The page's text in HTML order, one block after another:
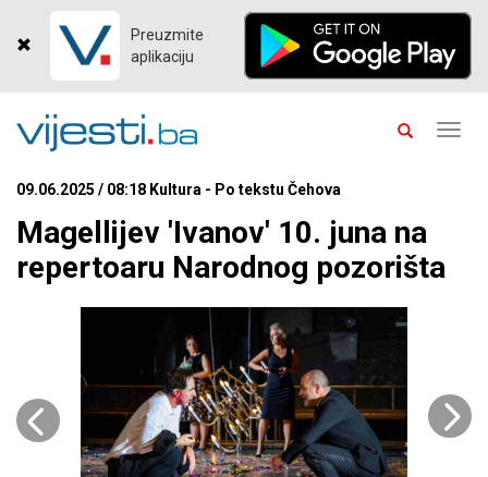
Preuzmite
aplikaciju
09.06.2025 / 08:18 Kultura - Po tekstu Čehova
Magellijev 'Ivanov' 10. juna na
repertoaru Narodnog pozorišta